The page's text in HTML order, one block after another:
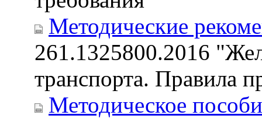
Методические
261.1325800.2016
транспорта. Правила
Методическое